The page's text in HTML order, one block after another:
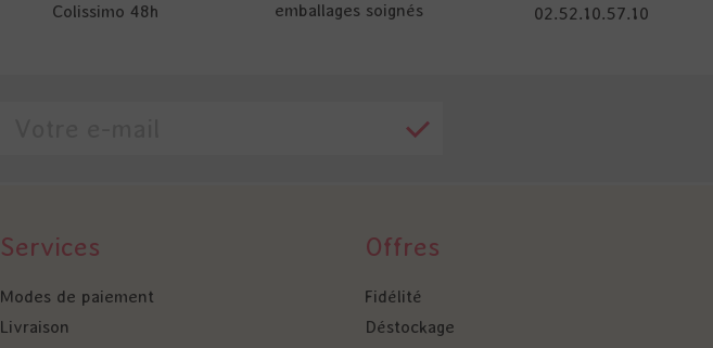
Colissimo 48h
emballages soignés
02.52.10.57.10
Services
Modes de paiement
Livraison
Offres
Fidélité
Déstockage